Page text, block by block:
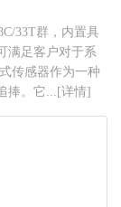
33T群，内置具
满足客户对于系
传感器作为一种
捧。它...[详情]